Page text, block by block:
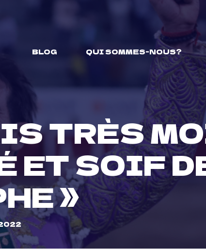
BLOG
QUI SOMMES-NOUS?
TRÈS
ET SOIF
»